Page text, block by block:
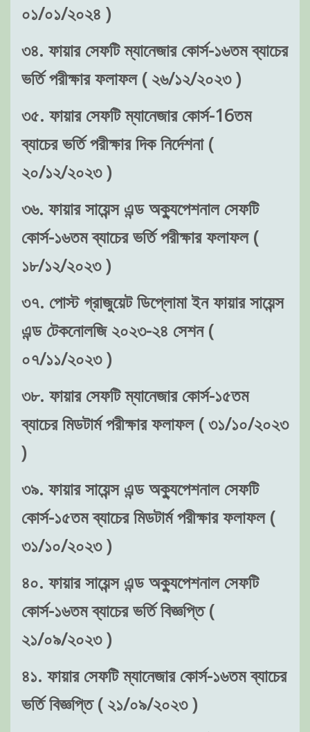
০১/০১/২০২৪ )
৩৪. ফায়ার সেফটি ম্যানেজার কোর্স-১৬তম ব্যাচের
ভর্তি পরীক্ষার ফলাফল ( ২৬/১২/২০২৩ )
৩৫. ফায়ার সেফটি ম্যানেজার কোর্স-16তম
ব্যাচের ভর্তি পরীক্ষার দিক নির্দেশনা (
২০/১২/২০২৩ )
৩৬. ফায়ার সায়েন্স এন্ড অক্যুপেশনাল সেফটি
কোর্স-১৬তম ব্যাচের ভর্তি পরীক্ষার ফলাফল (
১৮/১২/২০২৩ )
৩৭. পোস্ট গ্রাজুয়েট ডিপ্লোমা ইন ফায়ার সায়েন্স
এন্ড টেকনোলজি ২০২৩-২৪ সেশন (
০৭/১১/২০২৩ )
৩৮. ফায়ার সেফটি ম্যানেজার কোর্স-১৫তম
ব্যাচের মিডটার্ম পরীক্ষার ফলাফল ( ৩১/১০/২০২৩
)
৩৯. ফায়ার সায়েন্স এন্ড অক্যুপেশনাল সেফটি
কোর্স-১৫তম ব্যাচের মিডটার্ম পরীক্ষার ফলাফল (
৩১/১০/২০২৩ )
৪০. ফায়ার সায়েন্স এন্ড অক্যুপেশনাল সেফটি
কোর্স-১৬তম ব্যাচের ভর্তি বিজ্ঞপ্তি (
২১/০৯/২০২৩ )
৪১. ফায়ার সেফটি ম্যানেজার কোর্স-১৬তম ব্যাচের
ভর্তি বিজ্ঞপ্তি ( ২১/০৯/২০২৩ )